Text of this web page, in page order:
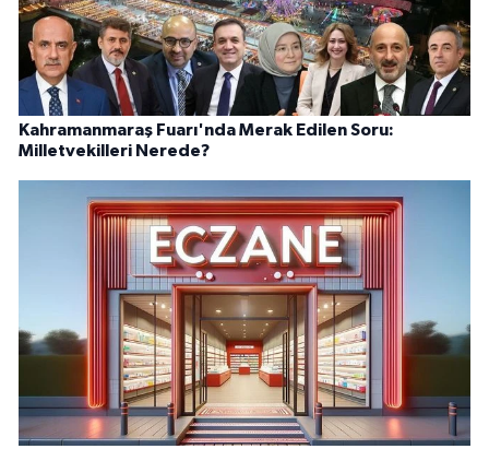
Kahramanmaraş Fuarı'nda Merak Edilen Soru:
Milletvekilleri Nerede?